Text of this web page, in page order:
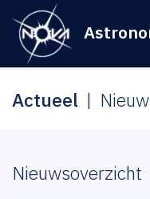
Actueel
Nieuwsoverzicht